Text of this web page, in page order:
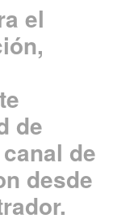
el
de
de
desde